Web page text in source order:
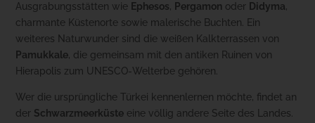
Ausgrabungsstätten wie Ephesos, Pergamon oder Didyma,
charmante Küstenorte sowie malerische Buchten. Ein
weiteres Naturwunder sind die weißen Kalkterrassen von
Pamukkale, die gemeinsam mit den antiken Ruinen von
Hierapolis zum UNESCO-Welterbe gehören.
Wer die ursprüngliche Türkei kennenlernen möchte, findet an
der Schwarzmeerküste eine völlig andere Seite des Landes.